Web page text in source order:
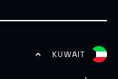
KUWAIT